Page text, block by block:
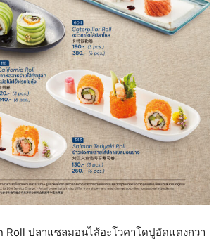
Roll ปลาแซลมอนไส้อะโวคาโดปูอัดแตงกวา